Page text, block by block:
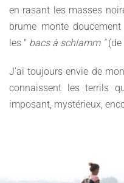
en rasant les masses
brume monte
les " bacs à schlamm "(de
J’ai toujours envie de
connaissent les terrils
imposant, mystérieux,